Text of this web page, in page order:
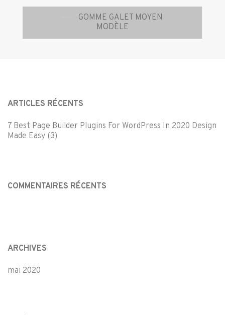
NavigationGOMME GALET MOYEN
MODÈLE
ARTICLES RÉCENTS
7 Best Page Builder Plugins For WordPress In 2020 Design
Made Easy (3)
COMMENTAIRES RÉCENTS
ARCHIVES
mai 2020